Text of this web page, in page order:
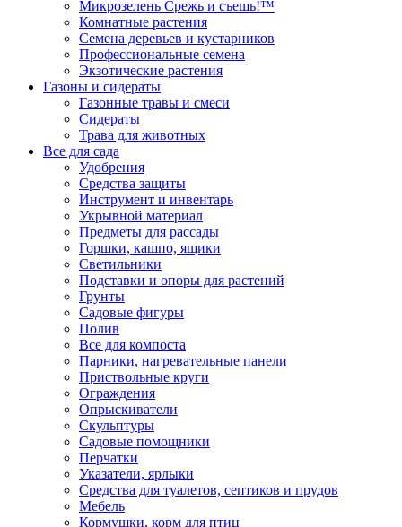
Микрозелень Срежь и съешь!™
Комнатные растения
Семена деревьев и кустарников
Профессиональные семена
Экзотические растения
Газоны и сидераты
Газонные травы и смеси
Сидераты
Трава для животных
Все для сада
Удобрения
Средства защиты
Инструмент и инвентарь
Укрывной материал
Предметы для рассады
Горшки, кашпо, ящики
Светильники
Подставки и опоры для растений
Грунты
Садовые фигуры
Полив
Все для компоста
Парники, нагревательные панели
Приствольные круги
Ограждения
Опрыскиватели
Скульптуры
Садовые помощники
Перчатки
Указатели, ярлыки
Средства для туалетов, септиков и прудов
Мебель
Кормушки, корм для птиц